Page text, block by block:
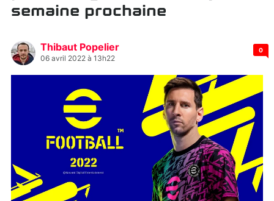
semaine prochaine
Thibaut Popelier
06 avril 2022 à 13h22
0